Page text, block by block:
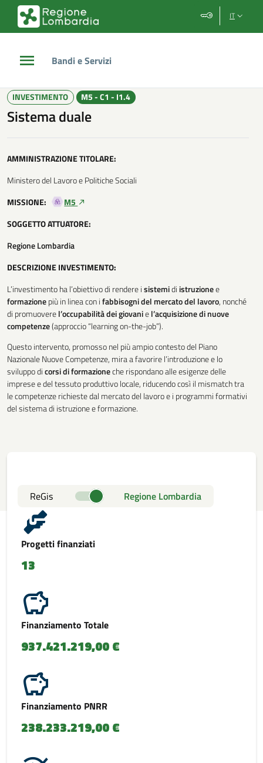
Vai al contenuto principale
Vai al footer IT
Bandi e Servizi
INVESTIMENTO M5 - C1 - I1.4
Sistema duale
AMMINISTRAZIONE TITOLARE:
Ministero del Lavoro e Politiche Sociali
MISSIONE:
M5
SOGGETTO ATTUATORE:
Regione Lombardia
DESCRIZIONE INVESTIMENTO:
L’investimento ha l’obiettivo di rendere isistemidi istruzionee
formazionepiù in linea con ifabbisogni del mercatodel lavoro, nonché
di promuoverel’occupabilitàdeigiovaniel’acquisizione di nuove
competenze(approccio “learning on-the-job”).
Questo intervento, promosso nel più ampio contesto del Piano
Nazionale Nuove Competenze, mira a favorire l’introduzione e lo
sviluppo dicorsidiformazioneche rispondano alle esigenze delle
imprese e del tessuto produttivo locale, riducendo così il mismatch tra
le competenze richieste dal mercato del lavoro e i programmi formativi
del sistema di istruzione e formazione.
ReGis Regione Lombardia
Progetti finanziati
13
Finanziamento Totale
937.421.219,00 €
Finanziamento PNRR
238.233.219,00 €